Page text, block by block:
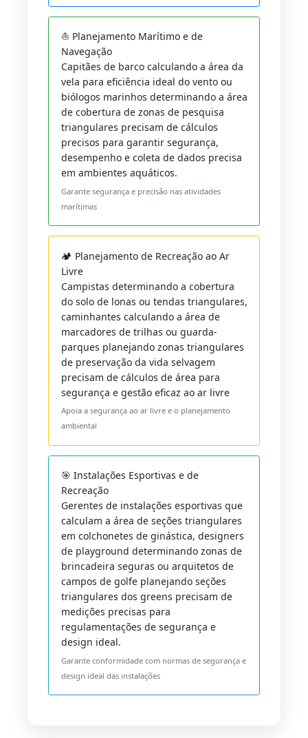
⛵ Planejamento Marítimo e de
Navegação
Capitães de barco calculando a área da
vela para eficiência ideal do vento ou
biólogos marinhos determinando a área
de cobertura de zonas de pesquisa
triangulares precisam de cálculos
precisos para garantir segurança,
desempenho e coleta de dados precisa
em ambientes aquáticos.
Garante segurança e precisão nas atividades
marítimas
🏕️ Planejamento de Recreação ao Ar
Livre
Campistas determinando a cobertura
do solo de lonas ou tendas triangulares,
caminhantes calculando a área de
marcadores de trilhas ou guarda-
parques planejando zonas triangulares
de preservação da vida selvagem
precisam de cálculos de área para
segurança e gestão eficaz ao ar livre
Apoia a segurança ao ar livre e o planejamento
ambiental
🎯 Instalações Esportivas e de
Recreação
Gerentes de instalações esportivas que
calculam a área de seções triangulares
em colchonetes de ginástica, designers
de playground determinando zonas de
brincadeira seguras ou arquitetos de
campos de golfe planejando seções
triangulares dos greens precisam de
medições precisas para
regulamentações de segurança e
design ideal.
Garante conformidade com normas de segurança e
design ideal das instalações